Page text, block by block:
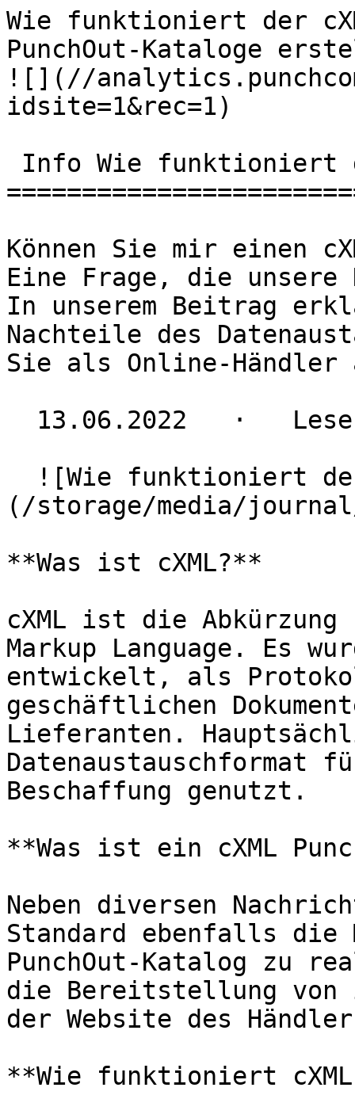
Wie funktioniert der
PunchOut-Kataloge
![](//
idsite=1&rec=1)
Können Sie mir einen
Eine Frage, die unsere
In unserem Beitrag
Nachteile des
Sie als Online-Händler
(/storage/media/
**Was ist cXML?**
cXML ist die Abkürzung
Markup Language. Es
entwickelt, als
geschäftlichen
Lieferanten.
Datenaustauschformat
Beschaffung genutzt.
**Was ist ein cXML
Neben diversen
Standard ebenfalls
PunchOut-Katalog zu
die Bereitstellung von
der Website des
**Wie funktioniert